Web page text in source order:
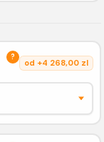
?
od +4 268,00 zl